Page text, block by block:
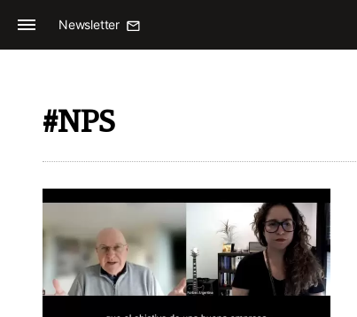
Newsletter
#NPS